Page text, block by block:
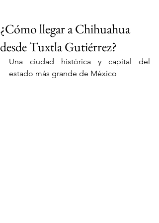
¿Cómo llegar a Chihuahua
desde Tuxtla Gutiérrez?
Una ciudad histórica y capital del
estado más grande de México